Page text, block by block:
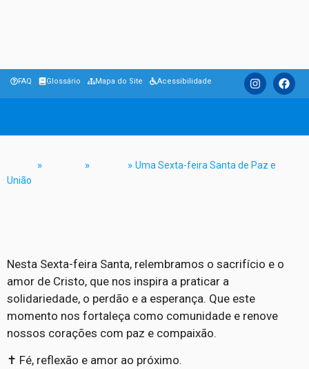
FAQ Glossário Mapa do Site Acessibilidade
» » » Uma Sexta-feira Santa de Paz e
União
Nesta Sexta-feira Santa, relembramos o sacrifício e o
amor de Cristo, que nos inspira a praticar a
solidariedade, o perdão e a esperança. Que este
momento nos fortaleça como comunidade e renove
nossos corações com paz e compaixão.
✝️ Fé, reflexão e amor ao próximo.